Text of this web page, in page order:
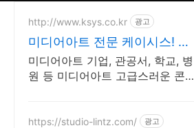
http://www.ksys.co.kr 광고
미디어아트 전문 케이시스! 공
간의 경험을 디자인합니다.
미디어아트 기업, 관공서, 학교, 병
원 등 미디어아트 고급스러운 콘텐
https://studio-lintz.com/ 광고